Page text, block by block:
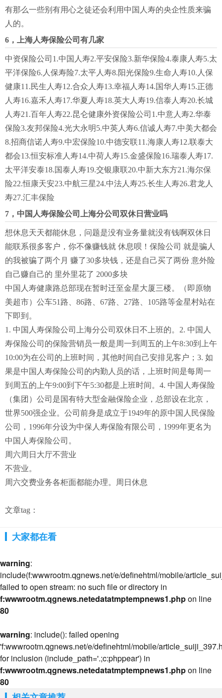
有那么一些别有用心之徒还会利用中国人寿的央企性质来骗
人的。
6，上海人寿保险公司有几家
中资保险公司1.中国人寿2.平安保险3.新华保险4.泰康人寿5.太
平洋保险6.人保寿险7.太平人寿8.阳光保险9.生命人寿10.人保
健康11.民生人寿12.合众人寿13.幸福人寿14.国华人寿15.正德
人寿16.嘉禾人寿17.华夏人寿18.英大人寿19.信泰人寿20.长城
人寿21.百年人寿22.昆仑健康外资保险公司1.中意人寿2.华泰
保险3.友邦保险4.光大永明5.中英人寿6.信诚人寿7.中美大都会
8.招商信诺人寿9.中宏保险10.中德安联11.海康人寿12.联泰大
都会13.恒安标准人寿14.中荷人寿15.金盛保险16.瑞泰人寿17.
太平洋安泰18.国泰人寿19.交银康联20.中新大东方21.海尔保
险22.恒康天安23.中航三星24.中法人寿25.长生人寿26.君龙人
寿27.汇丰保险
7，中国人寿保险公司上海分公司双休日营业吗
想休息天天都能休息，问题是没有业务量就没有钱啊双休日
能联系很多客户，你不像赚钱就 休息呗！保险公司 就是骗人
的我被骗了两个月 赚了30多块钱，还是自己买了两份 意外险
自己赚自己的 里外里花了 2000多块
中国人寿健康路总部现在暂时迁至金星大厦三楼。（即原物
美超市）公车51路、86路、67路、27路、105路等金星村站在
下即到。
1. 中国人寿保险公司上海分公司双休日不上班的。2. 中国人
寿保险公司的保险营销员一般是周一到周五的上午8:30到上午
10:00为在公司的上班时间，其他时间自己安排见客户；3. 如
果是中国人寿保险公司的内勤人员的话，上班时间是每周一
到周五的上午9:00到下午5:30都是上班时间。4. 中国人寿保险
（集团）公司是国有特大型金融保险企业，总部设在北京，
世界500强企业。公司前身是成立于1949年的原中国人民保险
公司，1996年分设为中保人寿保险有限公司，1999年更名为
中国人寿保险公司。
周六周日大厅不营业
不营业。
周六交费业务各柜面都能办理。周日休息
文章tag：
大家都在看
warning:
include(f:wwwrootm.qgnews.net/e/definehtml/mobile/
failed to open stream: no such file or directory in
f:wwwrootm.qgnews.netedatatmptempnews1.phpon line
80
warning: include(): failed opening
'f:wwwrootm.qgnews.net/e/definehtml/mobile/
for inclusion (include_path='.;c:phppear') in
f:wwwrootm.qgnews.netedatatmptempnews1.phpon line
80